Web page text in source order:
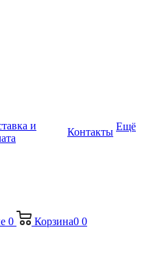
и
Контакты Ещё
0 Корзина0 0